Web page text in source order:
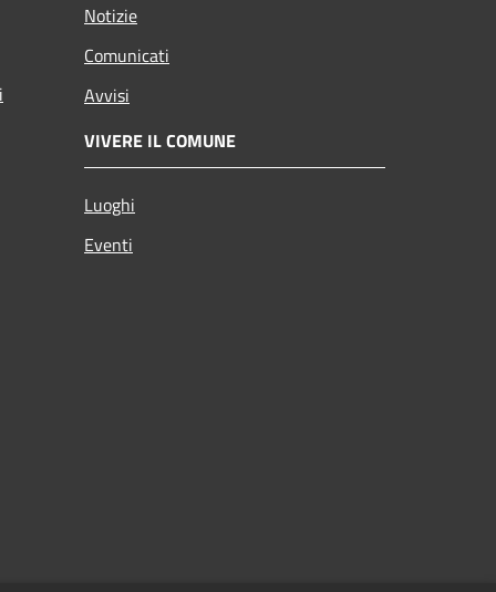
Notizie
Comunicati
Avvisi
VIVERE IL COMUNE
Luoghi
Eventi